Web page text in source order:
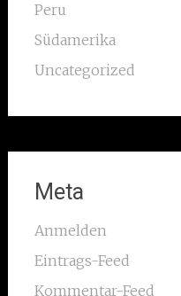
Peru
Südamerika
Uncategorized
Meta
Anmelden
Eintrags-Feed
Kommentar-Feed